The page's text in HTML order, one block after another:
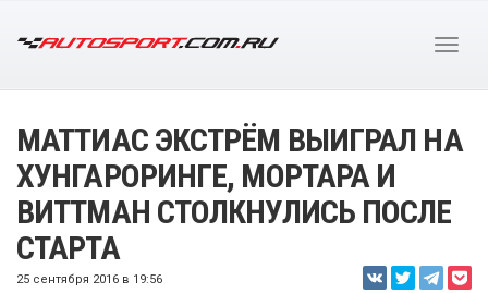
МАТТИАС ЭКСТРЁМ ВЫИГРАЛ НА
ХУНГАРОРИНГЕ, МОРТАРА И
ВИТТМАН СТОЛКНУЛИСЬ ПОСЛЕ
СТАРТА
25 сентября 2016 в 19:56